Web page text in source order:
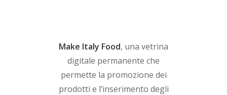
Make Italy Food, una vetrina
digitale permanente che
permette la promozione dei
prodotti e l’inserimento degli